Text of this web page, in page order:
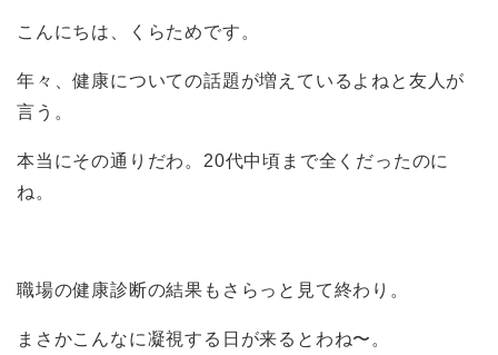
こんにちは、くらためです。
年々、健康についての話題が増えているよねと友人が
言う。
本当にその通りだわ。20代中頃まで全くだったのに
ね。
職場の健康診断の結果もさらっと見て終わり。
まさかこんなに凝視する日が来るとわね〜。